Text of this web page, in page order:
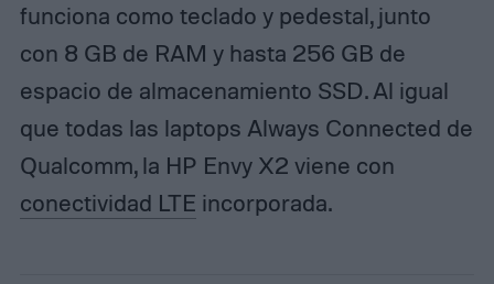
funciona como teclado y pedestal, junto
con 8 GB de RAM y hasta 256 GB de
espacio de almacenamiento SSD. Al igual
que todas las laptops Always Connected de
Qualcomm, la HP Envy X2 viene con
conectividad LTE incorporada.